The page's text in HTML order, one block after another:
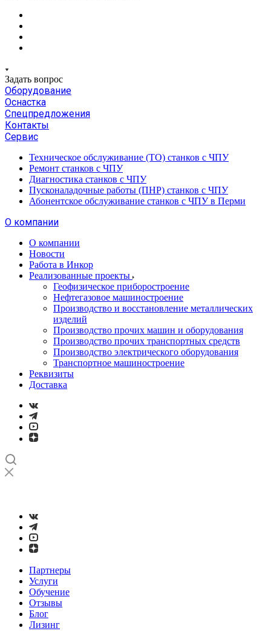
Задать вопрос
Оборудование
Оснастка
Спецпредложения
Контакты
Сервис
Техническое обслуживание (ТО) станков с ЧПУ
Ремонт станков с ЧПУ
Диагностика станков с ЧПУ
Пусконаладочные работы (ПНР) станков с ЧПУ
Абонентское обслуживание станков с ЧПУ в Перми
О компании
О компании
Новости
Работа в Инкор
Реализованные проекты
Геофизическое приборостроение
Нефтегазовое машиностроение
Производство и восстановление металлических
изделий
Производство прочих машин и оборудования
Производство прочих транспортных средств
Производство электрического оборудования
Транспортное машиностроение
Реквизиты
Доставка
Партнеры
Услуги
Обучение
Отзывы
Блог
Лизинг